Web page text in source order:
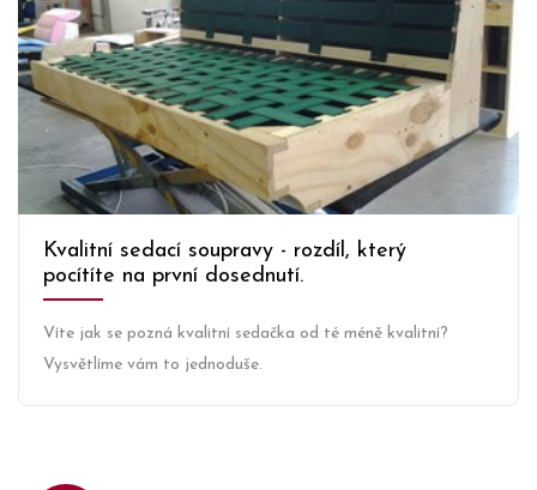
Kvalitní sedací soupravy - rozdíl, který
pocítíte na první dosednutí.
Víte jak se pozná kvalitní sedačka od té méně kvalitní?
Vysvětlíme vám to jednoduše.